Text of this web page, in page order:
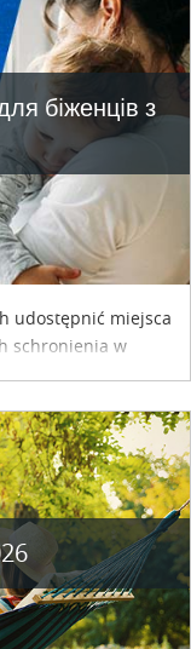
бiженцiв з
udostępnić miejsca
schronienia w